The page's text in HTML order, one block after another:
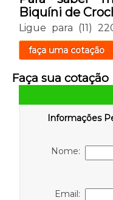
Biquíni de
Ligue para (11)
faça uma cotação
Faça sua cotação
Informações
Nome:
Email: